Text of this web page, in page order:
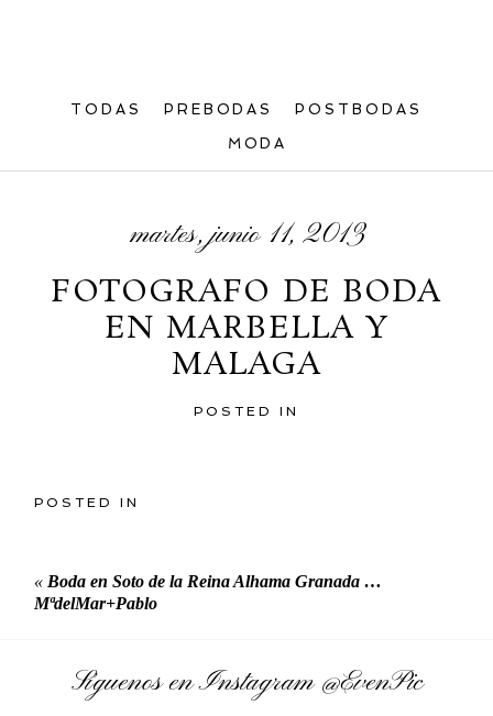
TODAS PREBODAS POSTBODAS
MODA
martes, junio 11, 2013
FOTOGRAFO DE BODA
EN MARBELLA Y
MALAGA
POSTED IN
POSTED IN
« Boda en Soto de la Reina Alhama Granada …
MªdelMar+Pablo
Síguenos en Instagram@EvenPic